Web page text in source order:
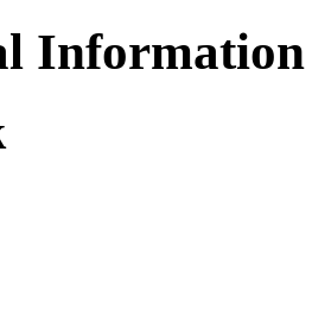
Information